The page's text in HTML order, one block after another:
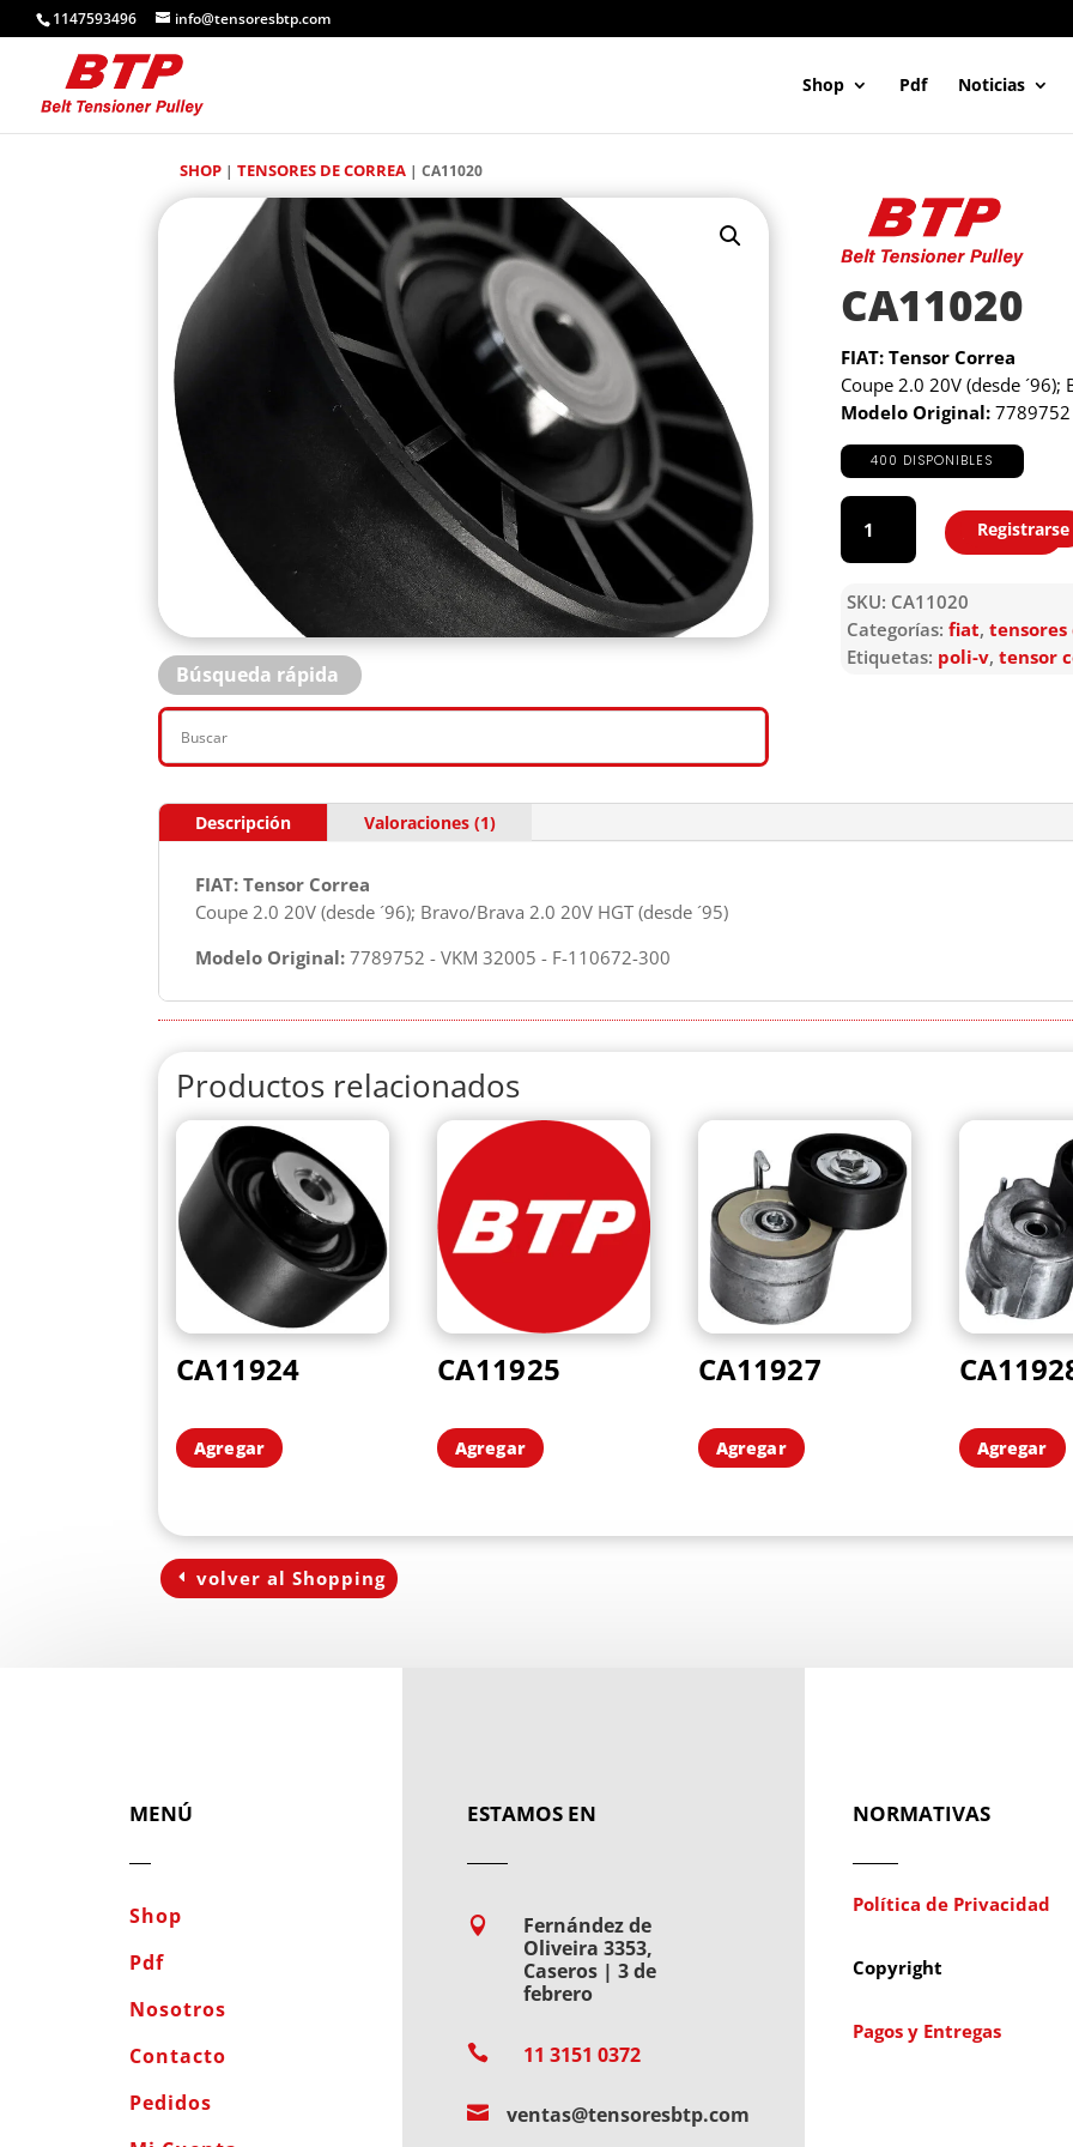
1147593496 info@tensoresbtp.com
Shop Pdf Noticias
SHOP | TENSORES DE CORREA | CA11020
Búsqueda rápida
CA11020
FIAT: Tensor Correa
Coupe 2.0 20V (desde ´96);
Modelo Original:7789752
400 DISPONIBLES
CA11020
cantidad
Agregar
Registrarse
SKU: CA11020
Categorías: fiat, tensores
Etiquetas: poli-v, tensor
Descripción Valoraciones (1)
FIAT: Tensor Correa
Coupe 2.0 20V (desde ´96); Bravo/Brava 2.0 20V HGT (desde ´95)
Modelo Original: 7789752 - VKM 32005 - F-110672-300
Productos relacionados
CA11924
Agregar
CA11925
Agregar
CA11927
Agregar Agregar
volver al Shopping
MENÚ
Shop
Pdf
Nosotros
Contacto
Pedidos
ESTAMOS EN

Fernández de
Oliveira 3353,
Caseros | 3 de
febrero
 11 3151 0372
 ventas@tensoresbtp.com
NORMATIVAS
Política de Privacidad
Copyright
Pagos y Entregas